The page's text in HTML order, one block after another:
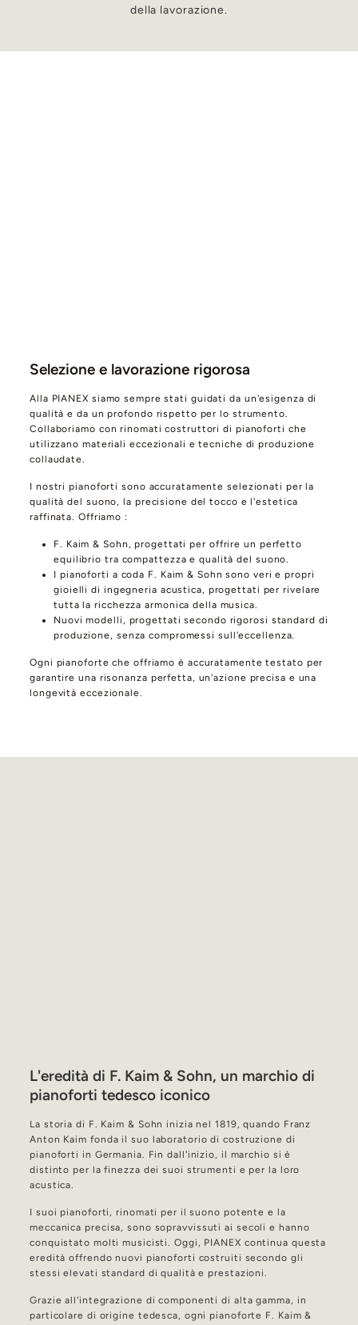
della lavorazione.
Selezione e lavorazione rigorosa
Alla PIANEX siamo sempre stati guidati da un'esigenza di
qualità e da un profondo rispetto per lo strumento.
Collaboriamo con rinomati costruttori di pianoforti che
utilizzano materiali eccezionali e tecniche di produzione
collaudate.
I nostri pianoforti sono accuratamente selezionati per la
qualità del suono, la precisione del tocco e l'estetica
raffinata. Offriamo :
F. Kaim & Sohn, progettati per offrire un perfetto
equilibrio tra compattezza e qualità del suono.
I pianoforti a coda F. Kaim & Sohn sono veri e propri
gioielli di ingegneria acustica, progettati per rivelare
tutta la ricchezza armonica della musica.
Nuovi modelli, progettati secondo rigorosi standard di
produzione, senza compromessi sull'eccellenza.
Ogni pianoforte che offriamo è accuratamente testato per
garantire una risonanza perfetta, un'azione precisa e una
longevità eccezionale.
L'eredità di F. Kaim & Sohn, un marchio di
pianoforti tedesco iconico
La storia di F. Kaim & Sohn inizia nel 1819, quando Franz
Anton Kaim fonda il suo laboratorio di costruzione di
pianoforti in Germania. Fin dall'inizio, il marchio si è
distinto per la finezza dei suoi strumenti e per la loro
acustica.
I suoi pianoforti, rinomati per il suono potente e la
meccanica precisa, sono sopravvissuti ai secoli e hanno
conquistato molti musicisti. Oggi, PIANEX continua questa
eredità offrendo nuovi pianoforti costruiti secondo gli
stessi elevati standard di qualità e prestazioni.
Grazie all'integrazione di componenti di alta gamma, in
particolare di origine tedesca, ogni pianoforte F. Kaim &